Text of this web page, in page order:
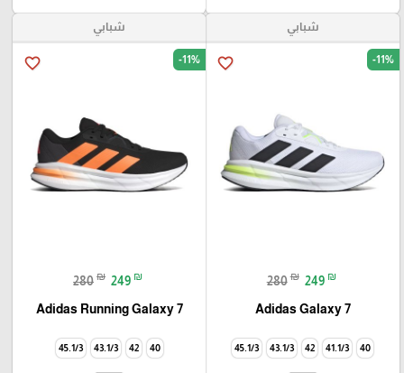
🎓
شبابي
favorite_border -11%
280 ₪ 249 ₪
Adidas Galaxy 7
40
41.1/3
42
43.1/3
45.1/3
شبابي
favorite_border -11%
280 ₪ 249 ₪
Adidas Running Galaxy 7
40
42
43.1/3
45.1/3